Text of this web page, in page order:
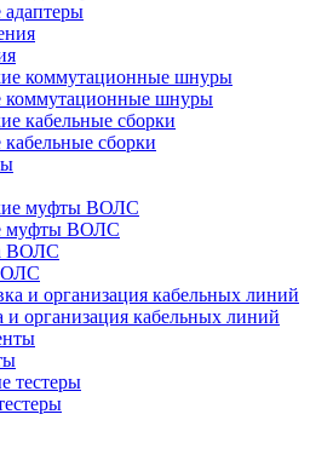
коммутационные шнуры
сборки
муфты ВОЛС
организация кабельных линий